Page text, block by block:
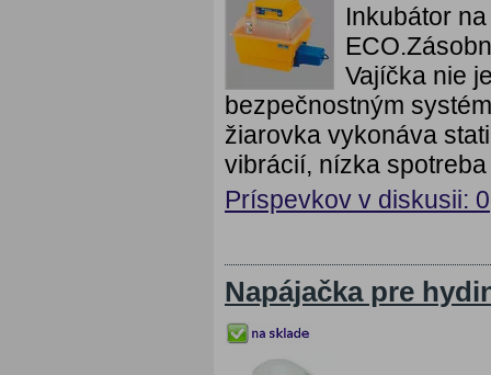
Inkubátor
Vajíčka nie
bezpečnostným
žiarovka vykonáva
vibrácií, nízka
Príspevkov v diskusii: 0
Napájačka pre